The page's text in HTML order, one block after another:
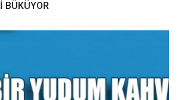
BÜKÜYOR